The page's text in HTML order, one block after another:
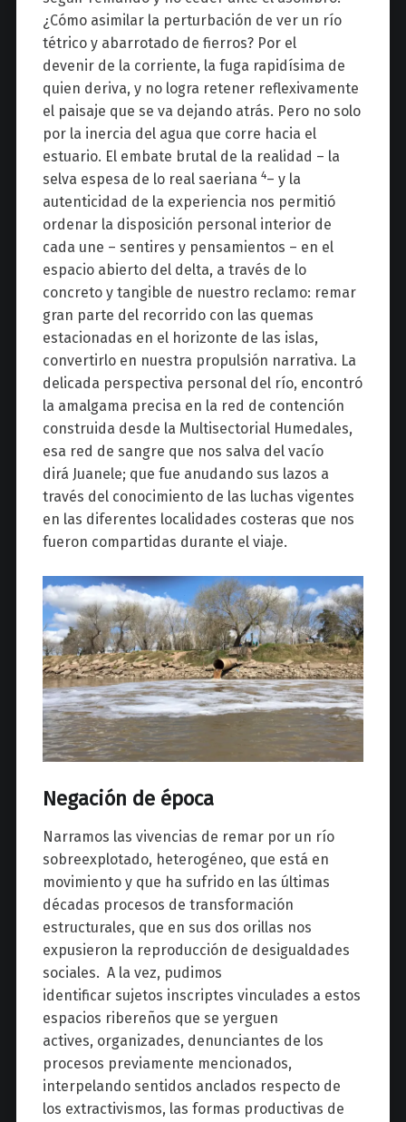
¿Cómo asimilar la perturbación de ver un río
tétrico y abarrotado de fierros? Por el
devenir de la corriente, la fuga rapidísima de
quien deriva, y no logra retener reflexivamente
el paisaje que se va dejando atrás. Pero no solo
por la inercia del agua que corre hacia el
estuario. El embate brutal de la realidad – la
selva espesa de lo real saeriana 4– y la
autenticidad de la experiencia nos permitió
ordenar la disposición personal interior de
cada une – sentires y pensamientos – en el
espacio abierto del delta, a través de lo
concreto y tangible de nuestro reclamo: remar
gran parte del recorrido con las quemas
estacionadas en el horizonte de las islas,
convertirlo en nuestra propulsión narrativa. La
delicada perspectiva personal del río, encontró
la amalgama precisa en la red de contención
construida desde la Multisectorial Humedales,
esa red de sangre que nos salva del vacío
dirá Juanele; que fue anudando sus lazos a
través del conocimiento de las luchas vigentes
en las diferentes localidades costeras que nos
fueron compartidas durante el viaje.
Negación de época
Narramos las vivencias de remar por un río
sobreexplotado, heterogéneo, que está en
movimiento y que ha sufrido en las últimas
décadas procesos de transformación
estructurales, que en sus dos orillas nos
expusieron la reproducción de desigualdades
sociales. A la vez, pudimos
identificar sujetos inscriptes vinculades a estos
espacios ribereños que se yerguen
actives, organizades, denunciantes de los
procesos previamente mencionados,
interpelando sentidos anclados respecto de
los extractivismos, las formas productivas de